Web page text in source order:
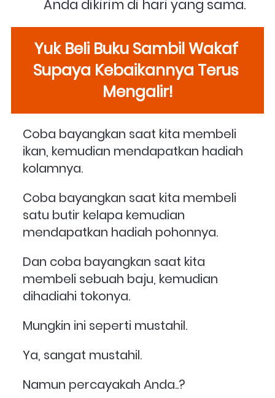
Anda dikirim di hari yang sama.
Yuk Beli Buku Sambil Wakaf
Supaya Kebaikannya Terus
Mengalir!
Coba bayangkan saat kita membeli
ikan, kemudian mendapatkan hadiah
kolamnya.
Coba bayangkan saat kita membeli
satu butir kelapa kemudian
mendapatkan hadiah pohonnya.
Dan coba bayangkan saat kita
membeli sebuah baju, kemudian
dihadiahi tokonya.
Mungkin ini seperti mustahil.
Ya, sangat mustahil.
Namun percayakah Anda..?